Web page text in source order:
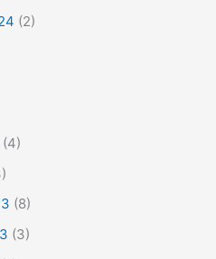
(2)
(4)
(8)
(3)